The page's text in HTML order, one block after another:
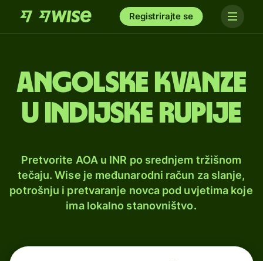
Registrirajte se
Angolske kvanze
u indijske rupije
Pretvorite AOA u INR po srednjem tržišnom
tečaju. Wise je međunarodni račun za slanje,
potrošnju i pretvaranje novca pod uvjetima koje
ima lokalno stanovništvo.